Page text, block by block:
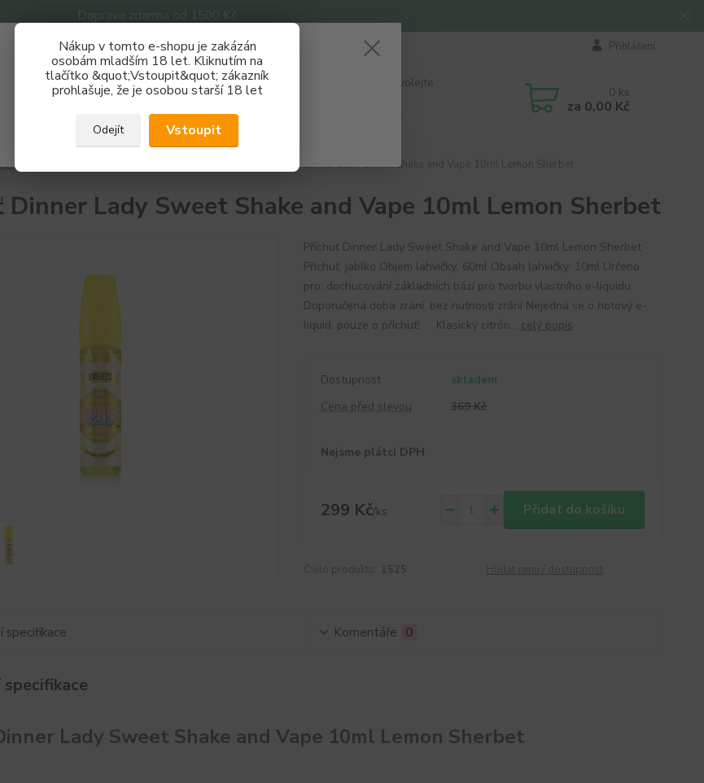
Doprava zdarma od 1500 Kč
Nákup v tomto e-shopu je zakázán
osobám mladším 18 let. Kliknutím na
tlačítko &quot;Vstoupit&quot; zákazník
prohlašuje, že je osobou starší 18 let
Odejít Vstoupit
Přihlášení
Hledat
Nevíte si rady? Zavolejte.
0 ks
za 0,00 Kč
Příchuť Dinner Lady Sweet Shake and Vape 10ml Lemon Sherbet
Dinner Lady Sweet Shake and Vape 10ml Lemon Sherbet
Příchuť Dinner Lady Sweet Shake and Vape 10ml Lemon Sherbet
Příchuť: jablko Objem lahvičky: 60ml Obsah lahvičky: 10ml Určeno
pro: dochucování základních bází pro tvorbu vlastního e-liquidu
Doporučená doba zrání: bez nutnosti zrání Nejedná se o hotový e-
liquid, pouze o příchuť! Klasický citrón... celý popis
Dostupnost
skladem
Cena před slevou
369 Kč
Nejsme plátci DPH
299 Kč/ks Přidat do košíku
specifikace Komentáře 0
Lady Sweet Shake and Vape 10ml Lemon Sherbet
Získej slevu 3%
Zaregistruj se a nakupuj se slevou právě teď!
REGISTRAČNÍ FORMULÁŘ
Zavřít